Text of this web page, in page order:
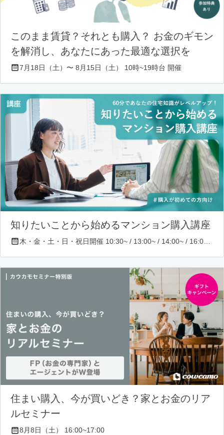
このまま賃貸？それとも購入？ お金のギモン
を解消し、あなたにあった最適な選択を
7月18日（土）〜 8月15日（土） 10時~19時台 開催
知りたいことから始めるマンション購入講座
住まい購入、今が買いどき？家とお金のリア
ルセミナー
8月8日（土） 16:00~17:00